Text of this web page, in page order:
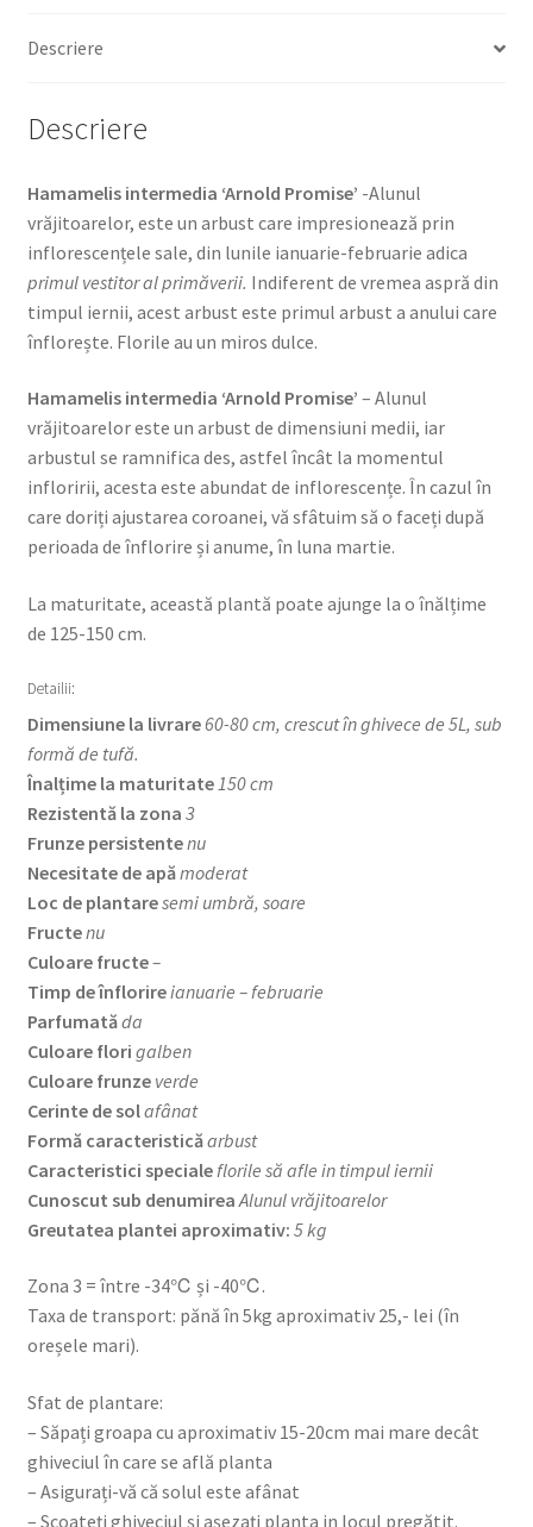
Descriere
Descriere
Hamamelis intermedia ‘Arnold Promise’ -Alunul
vrăjitoarelor, este un arbust care impresionează prin
inflorescențele sale, din lunile ianuarie-februarie adica
primul vestitor al primăverii. Indiferent de vremea aspră din
timpul iernii, acest arbust este primul arbust a anului care
înflorește. Florile au un miros dulce.
Hamamelis intermedia ‘Arnold Promise’ – Alunul
vrăjitoarelor este un arbust de dimensiuni medii, iar
arbustul se ramnifica des, astfel încât la momentul
infloririi, acesta este abundat de inflorescențe. În cazul în
care doriți ajustarea coroanei, vă sfâtuim să o faceți după
perioada de înflorire și anume, în luna martie.
La maturitate, această plantă poate ajunge la o înălțime
de 125-150 cm.
Detailii:
Dimensiune la livrare60-80 cm, crescut în ghivece de 5L, sub
formă de tufă.
Înalțime la maturitate 150 cm
Rezistentă la zona 3
Frunze persistentenu
Necesitate de apămoderat
Loc de plantaresemi umbră, soare
Fructenu
Culoare fructe–
Timp de înflorireianuarie – februarie
Parfumatăda
Culoare flori galben
Culoare frunze verde
Cerinte de solafânat
Formă caracteristicăarbust
Caracteristici speciale florile să afle in timpul iernii
Cunoscut sub denumirea Alunul vrăjitoarelor
Greutatea plantei aproximativ: 5 kg
Zona 3 = între -34℃ și -40℃.
Taxa de transport: pănă în 5kg aproximativ 25,- lei (în
oreșele mari).
Sfat de plantare:
– Săpați groapa cu aproximativ 15-20cm mai mare decât
ghiveciul în care se află planta
– Asigurați-vă că solul este afânat
– Scoateți ghiveciul și așezați planta in locul pregătit.